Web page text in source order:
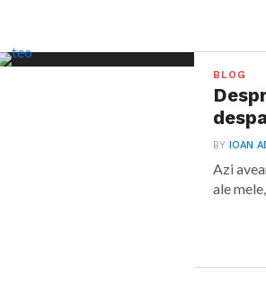
BLOG
BYIOAN
Azi
ale